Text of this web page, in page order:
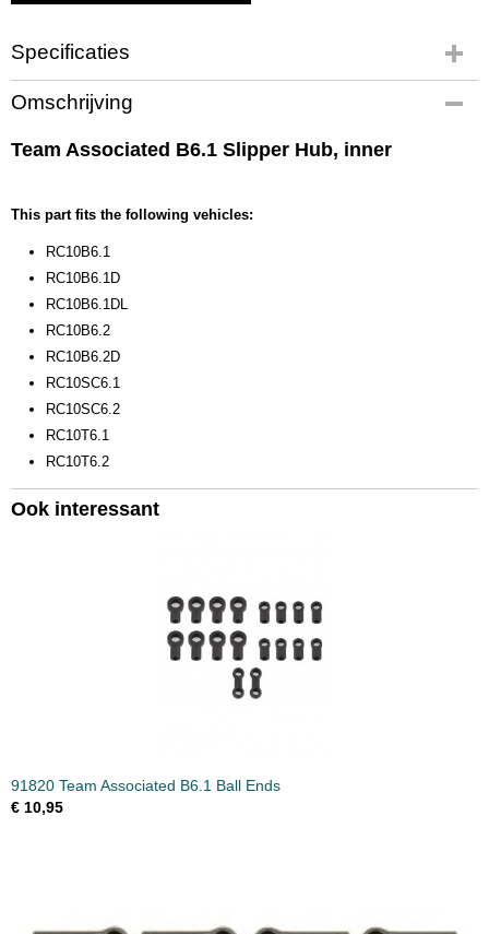
Specificaties
Productcode
91803
EAN code
91803
0,10 Kg
Omschrijving
Team Associated B6.1 Slipper Hub, inner
This part fits the following vehicles:
RC10B6.1
RC10B6.1D
RC10B6.1DL
RC10B6.2
RC10B6.2D
RC10SC6.1
RC10SC6.2
RC10T6.1
RC10T6.2
Ook interessant
91820 Team Associated B6.1 Ball Ends
€ 10,95